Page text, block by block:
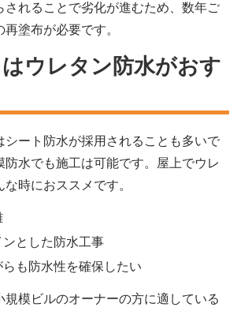
されることで劣化が進むため、数年ご
塗布が必要です。
ウレタン防水がおす
シート防水が採用されることも多いで
防水でも施工は可能です。屋上でウレ
時におススメです。
とした防水工事
も防水性を確保したい
規模ビルのオーナーの方に適している